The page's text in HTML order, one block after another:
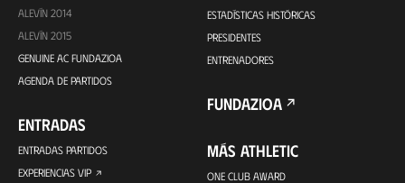
ALEVÍN 2014
ALEVÍN 2015
GENUINE AC FUNDAZIOA
AGENDA DE PARTIDOS
ENTRADAS
ENTRADAS PARTIDOS
EXPERIENCIAS VIP
ESTADÍSTICAS HISTÓRICAS
PRESIDENTES
ENTRENADORES
FUNDAZIOA
MÁS ATHLETIC
ONE CLUB AWARD